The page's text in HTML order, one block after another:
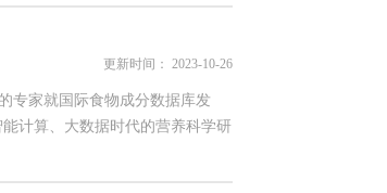
更新时间： 2023-10-26
专家就国际食物成分数据库发
计算、大数据时代的营养科学研